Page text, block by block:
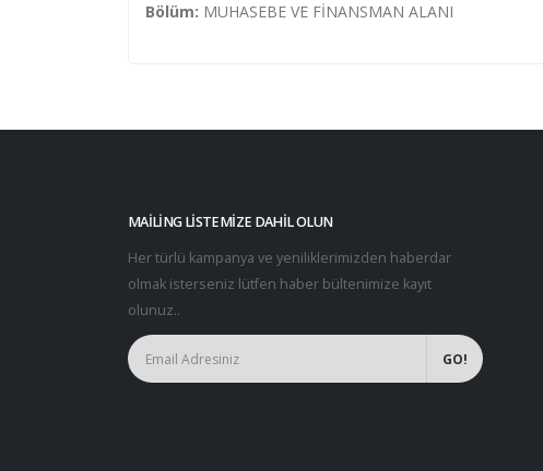
Bölüm: MUHASEBE VE FİNANSMAN ALANI
MAILING LISTEMIZE DAHIL OLUN
Her türlü kampanya ve yeniliklerimizden haberdar
olmak isterseniz lütfen haber bültenimize kayıt
olunuz..